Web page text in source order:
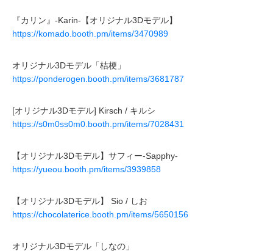
『カリン』-Karin-【オリジナル3Dモデル】
https://komado.booth.pm/items/3470989
オリジナル3Dモデル「桔梗」
https://ponderogen.booth.pm/items/3681787
[オリジナル3Dモデル] Kirsch / キルシ
https://s0m0ss0m0.booth.pm/items/7028431
【オリジナル3Dモデル】サフィー-Sapphy-
https://yueou.booth.pm/items/3939858
【オリジナル3Dモデル】 Sio / しお
https://chocolaterice.booth.pm/items/5650156
オリジナル3Dモデル「しなの」